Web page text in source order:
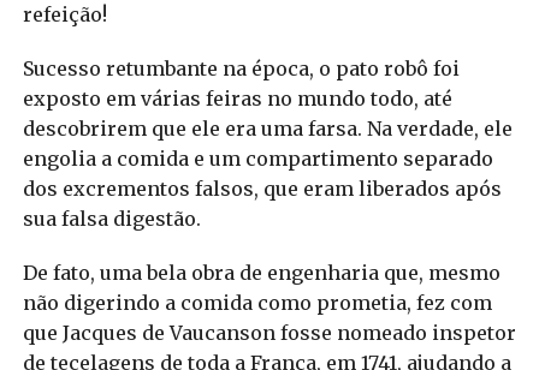
refeição!
Sucesso retumbante na época, o pato robô foi
exposto em várias feiras no mundo todo, até
descobrirem que ele era uma farsa. Na verdade, ele
engolia a comida e um compartimento separado
dos excrementos falsos, que eram liberados após
sua falsa digestão.
De fato, uma bela obra de engenharia que, mesmo
não digerindo a comida como prometia, fez com
que Jacques de Vaucanson fosse nomeado inspetor
de tecelagens de toda a França, em 1741, ajudando a